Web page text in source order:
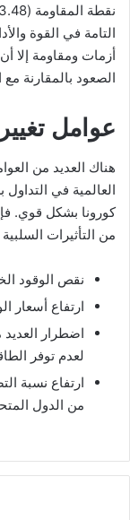
التامة في القوة
أزمات ومقاومة إلا
الصعود بالمقارنة مع
عوامل
هناك العديد من
العالمية في
كورونا بشكل قوي.
من التأثيرات
نقص الوقود
ارتفاع أسعار
اضطرار العديد
لعدم توفر
ارتفاع نسبة
من الدول